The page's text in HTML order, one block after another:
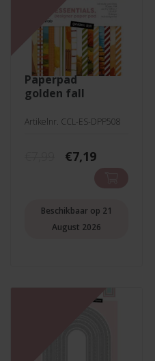
paperpad
golden fall
Artikelnr. CCL-ES-DPP508
Oorspronkelijke
€7,99.
€7,19Huidige
prijs
is:
€7,19.
Beschikbaar op 21
August 2026